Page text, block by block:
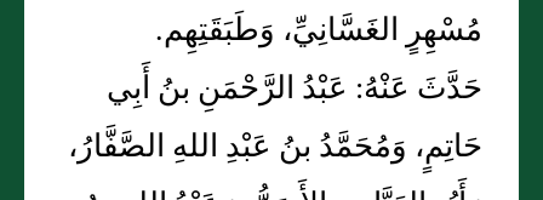
مُسْهِرٍ الغَسَّانِيِّ، وَطَبَقَتِهِم.
حَدَّثَ عَنْهُ: عَبْدُ الرَّحْمَنِ بنُ أَبِي
حَاتِمٍ، وَمُحَمَّدُ بنُ عَبْدِ اللهِ الصَّفَّارُ،